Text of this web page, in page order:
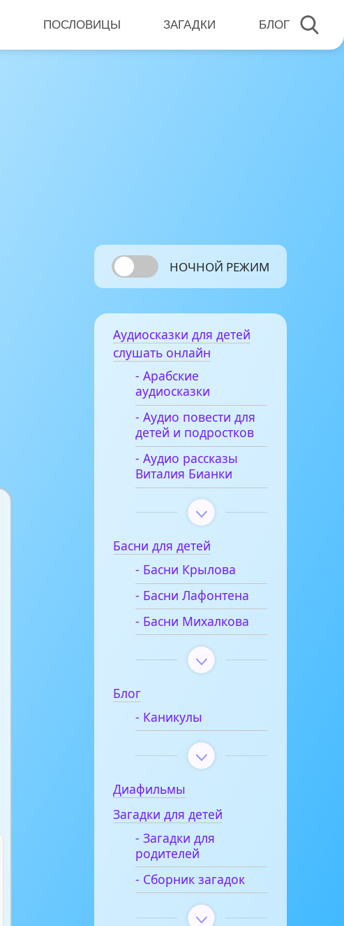
ПОСЛОВИЦЫ ЗАГАДКИ БЛОГ
НОЧНОЙ РЕЖИМ
Аудиосказки для детей
слушать онлайн
- Арабские
аудиосказки
- Аудио повести для
детей и подростков
- Аудио рассказы
Виталия Бианки
Басни для детей
- Басни Крылова
- Басни Лафонтена
- Басни Михалкова
Блог
- Каникулы
Диафильмы
Загадки для детей
- Загадки для
родителей
- Сборник загадок